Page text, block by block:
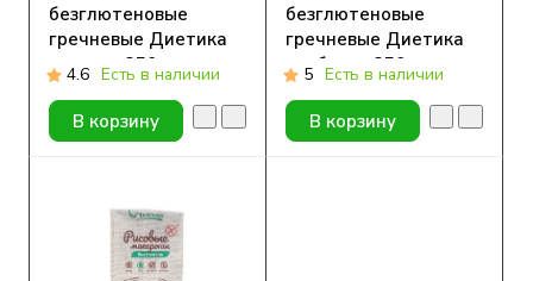
безглютеновые
гречневые Диетика
спираль 250г
4.6 Есть в наличии
В корзину
безглютеновые
гречневые Диетика
трубочка 250г
5 Есть в наличии
В корзину